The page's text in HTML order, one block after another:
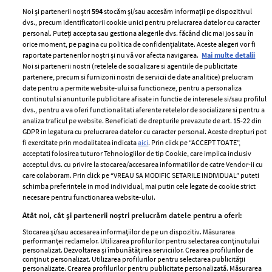
ELLE Style Awards
2024
Despre ELLE
Romania
Contact
Abonamente
Termeni si conditii
Politica de
confidențialitate
Politica de cookies
Publicitate
GSP
Unica
Baby
femei
Viva
Avantaje
Noi și partenerii noștri594stocăm și/sau accesăm informații pe dispozitivul
dvs., precum identificatorii cookie unici pentru prelucrarea datelor cu caracter
personal. Puteți accepta sau gestiona alegerile dvs. făcând clic mai jos sau în
orice moment, pe pagina cu politica de confidențialitate. Aceste alegeri vor fi
raportate partenerilor noștri și nu vă vor afecta navigarea. Mai multe detalii
Noi si partenerii nostri (retelele de socializare si agentiile de publicitate
partenere, precum si furnizorii nostri de servicii de date analitice) prelucram
date pentru a permite website-ului sa functioneze, pentru a personaliza
continutul si anunturile publicitare afisate in functie de interesele si/sau profilul
dvs., pentru a va oferi functionalitati aferente retelelor de socializare si pentru a
analiza traficul pe website. Beneficiati de drepturile prevazute de art. 15-22 din
GDPR in legatura cu prelucrarea datelor cu caracter personal. Aceste drepturi pot
fi exercitate prin modalitatea indicataaici. Prin click pe “ACCEPT TOATE”,
acceptati folosirea tuturor Tehnologiilor de tip Cookie, care implica inclusiv
acceptul dvs. cu privire la stocarea/accesarea informatiilor de catre Vendor-ii cu
care colaboram. Prin click pe “VREAU SA MODIFIC SETARILE INDIVIDUAL” puteti
schimba preferintele in mod individual, mai putin cele legate de cookie strict
necesare pentru functionarea website-ului.
Atât noi, cât și partenerii noștri prelucrăm datele pentru a oferi:
Stocarea și/sau accesarea informațiilor de pe un dispozitiv. Măsurarea
performanței reclamelor. Utilizarea profilurilor pentru selectarea conținutului
personalizat. Dezvoltarea și îmbunătățirea serviciilor. Crearea profilurilor de
conținut personalizat. Utilizarea profilurilor pentru selectarea publicității
personalizate. Crearea profilurilor pentru publicitate personalizată. Măsurarea